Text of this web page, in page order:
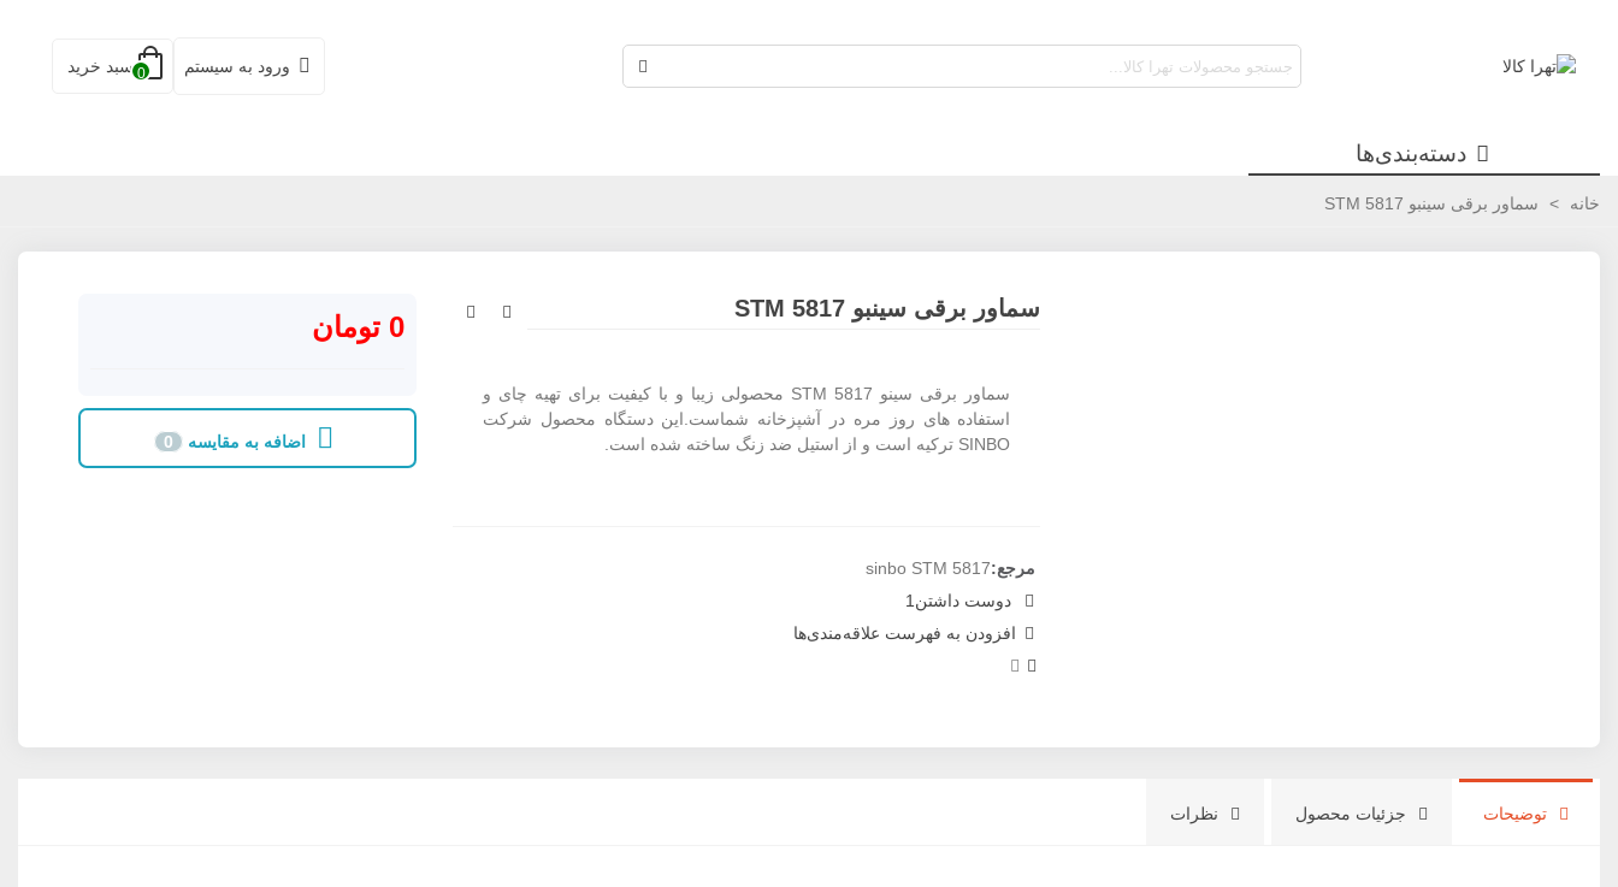
ورود به سیستم 0سبد خرید
دسته‌بندی‌ها
خانه > سماور برقی سینبو STM 5817
سماور برقی سینبو STM 5817
سماور برقی سینو STM 5817 محصولی زیبا و با کیفیت برای تهیه چای و
استفاده های روز مره در آشپزخانه شماست.این دستگاه محصول شرکت
SINBO ترکیه است و از استیل ضد زنگ ساخته شده است.
مرجع:sinbo STM 5817
دوست داشتن 1
افزودن به فهرست علاقه‌مندی‌ها
0 تومان
اضافه به مقایسه 0
توضیحات جزئیات محصول نظرات